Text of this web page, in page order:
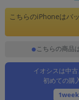
こちらのiPhoneはバ
こちらの商品
イオシスは中
初めての購
「スマートフォン」「タブレット
シリーズ
商品シリーズ名・ブランド名の絞
メーカー
製造、販売メーカーの絞り込み
「Apple」「SONY」「SHARP」